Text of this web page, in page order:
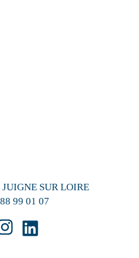
SUR LOIRE
99 01 07